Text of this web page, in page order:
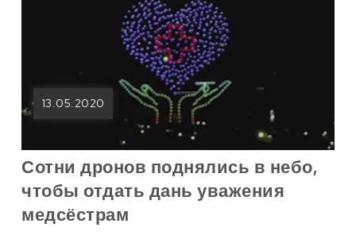
13.05.2020
Сотни дронов поднялись в небо,
чтобы отдать дань уважения
медсёстрам